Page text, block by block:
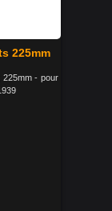
225mm
225mm - pour